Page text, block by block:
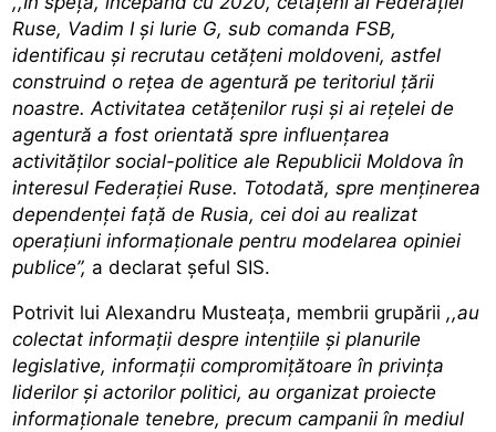
Ruse, Vadim I și Iurie G, sub comanda FSB,
identificau și recrutau cetățeni moldoveni, astfel
construind o rețea de agentură pe teritoriul țării
noastre. Activitatea cetățenilor ruși și ai rețelei de
agentură a fost orientată spre influențarea
activităților social-politice ale Republicii Moldova în
interesul Federației Ruse. Totodată, spre menținerea
dependenței față de Rusia, cei doi au realizat
operațiuni informaționale pentru modelarea opiniei
publice”, a declarat șeful SIS.
Potrivit lui Alexandru Musteața, membrii grupării ,,au
colectat informații despre intențiile și planurile
legislative, informații compromițătoare în privința
liderilor și actorilor politici, au organizat proiecte
informaționale tenebre, precum campanii în mediul